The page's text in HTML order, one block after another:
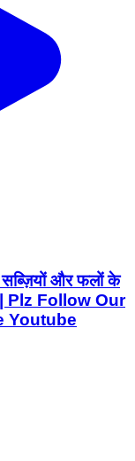
और फलों के
| Plz Follow Our
Youtube